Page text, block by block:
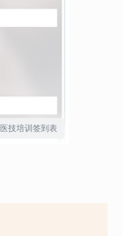
医技培训签到表